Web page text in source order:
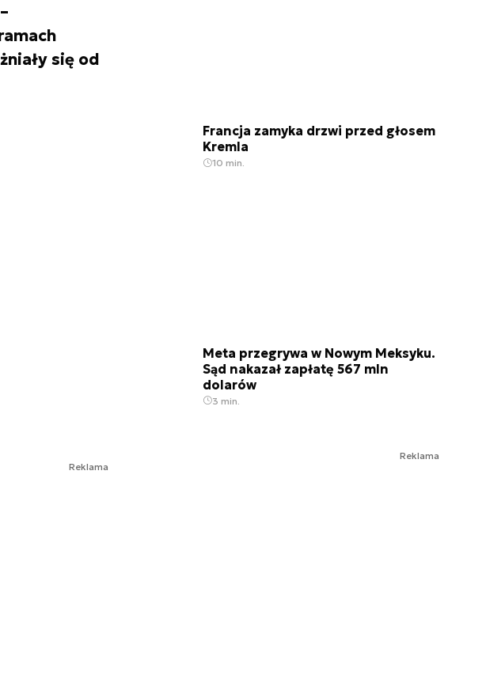
się od
Reklama
Francja zamyka drzwi przed głosem
Kremla
10 min.
Meta przegrywa w Nowym Meksyku.
Sąd nakazał zapłatę 567 mln
dolarów
3 min.
Reklama